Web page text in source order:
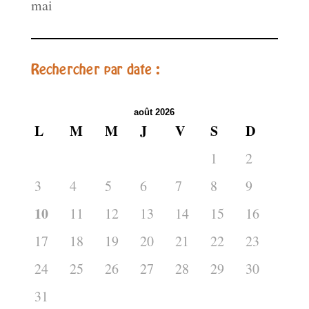
mai
Rechercher par date :
août 2026
L M M J V S D
1
2
3
4 5 6 7 8 9
10 11 12 13 14 15
16
17
18 19 20 21 22
23
24
25 26 27 28 29
30
31